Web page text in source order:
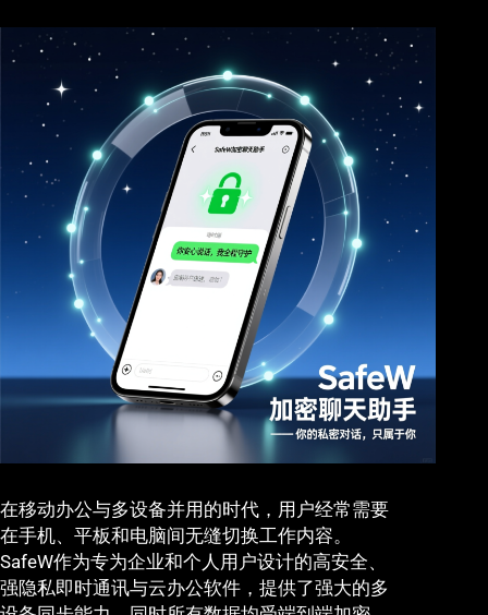
在移动办公与多设备并用的时代，用户经常需要
在手机、平板和电脑间无缝切换工作内容。
SafeW作为专为企业和个人用户设计的高安全、
强隐私即时通讯与云办公软件，提供了强大的多